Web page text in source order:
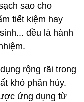
sao cho
tiết kiệm hay
đều là hành
rộng rãi trong
khó phân hủy.
ứng dụng từ